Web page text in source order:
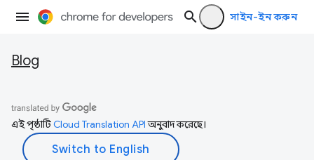
সাইন-ইন করুন
Blog
এই পৃষ্ঠাটিCloud Translation APIঅনুবাদ করেছে।